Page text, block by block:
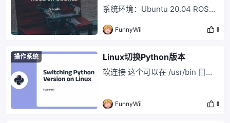
系统环境：Ubuntu 20.04 ROS2
期支持版本，Galactic不是，但是
4上。 ROS2的安装 先检查是否支
@funnywii-orin:~$ locale LANG
FunnyWii 0
操作系统 Linux切换Python版本
软连接 这个可以在 /usr/bin 目录
buntu:/usr/bin$ ls python* pyth
FunnyWii 0